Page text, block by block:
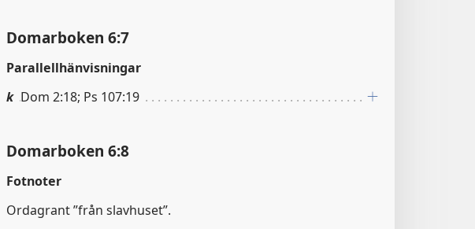
Domarboken 6:7
Parallellhänvisningar
k Dom 2:18; Ps 107:19
Domarboken 6:8
Fotnoter
Ordagrant ”från slavhuset”.